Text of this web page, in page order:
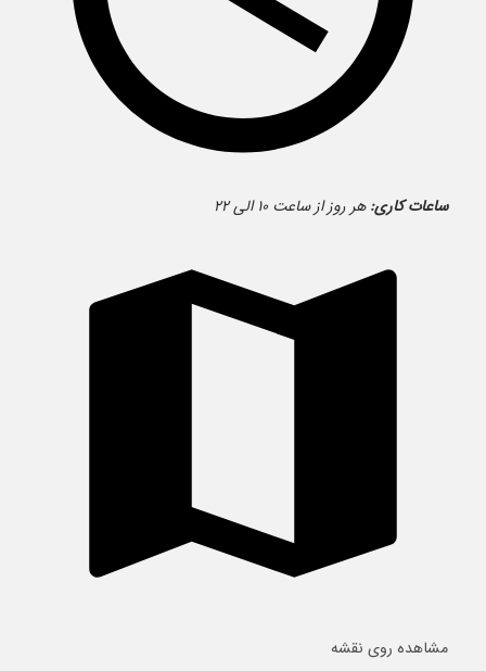
ساعات کاری: هر روز از ساعت ۱۰ الی ۲۲
مشاهده روی نقشه